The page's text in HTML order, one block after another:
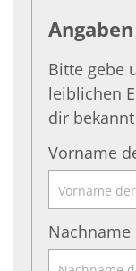
Bitte gebe
leiblichen
dir
Vorname